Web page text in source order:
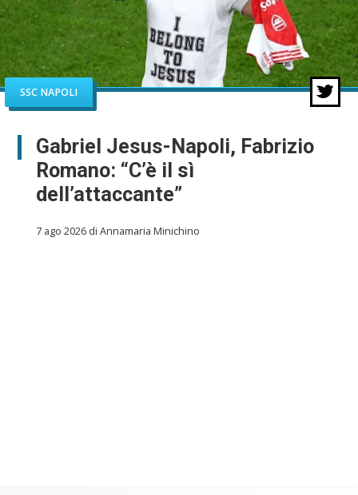
SSC NAPOLI
Gabriel Jesus-Napoli, Fabrizio
Romano: “C’è il sì
dell’attaccante”
7 ago 2026 di Annamaria Minichino